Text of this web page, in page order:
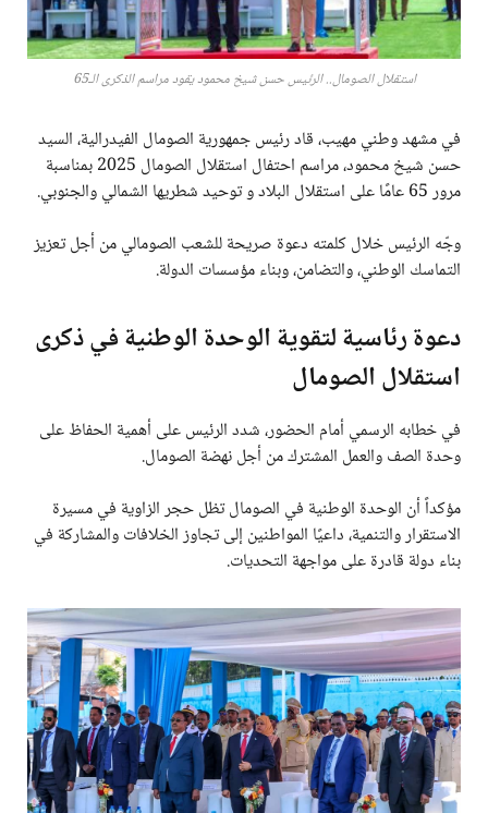
استقلال الصومال.. الرئيس حسن شيخ محمود يقود مراسم الذكرى الـ65
في مشهد وطني مهيب، قاد رئيس جمهورية الصومال الفيدرالية، السيد
حسن شيخ محمود، مراسم احتفال استقلال الصومال 2025 بمناسبة
مرور 65 عامًا على استقلال البلاد و توحيد شطريها الشمالي والجنوبي.
وجّه الرئيس خلال كلمته دعوة صريحة للشعب الصومالي من أجل تعزيز
التماسك الوطني، والتضامن، وبناء مؤسسات الدولة.
دعوة رئاسية لتقوية الوحدة الوطنية في ذكرى
استقلال الصومال
في خطابه الرسمي أمام الحضور، شدد الرئيس على أهمية الحفاظ على
وحدة الصف والعمل المشترك من أجل نهضة الصومال.
مؤكداً أن الوحدة الوطنية في الصومال تظل حجر الزاوية في مسيرة
الاستقرار والتنمية، داعيًا المواطنين إلى تجاوز الخلافات والمشاركة في
بناء دولة قادرة على مواجهة التحديات.